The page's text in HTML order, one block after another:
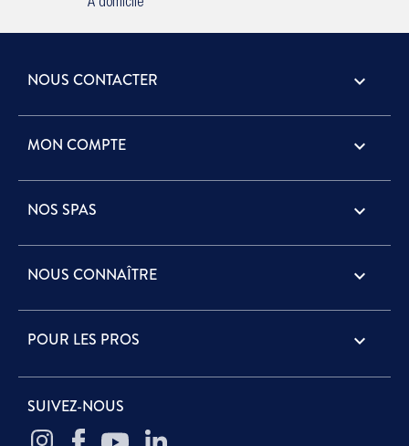
À domicile
NOUS CONTACTER keyboard_arrow_down
MON COMPTE 
NOS SPAS 
NOUS CONNAÎTRE 
POUR LES PROS 
SUIVEZ-NOUS